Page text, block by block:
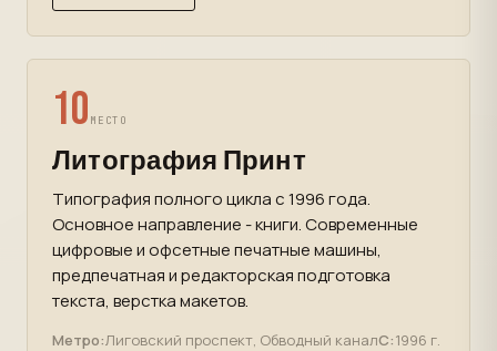
10 МЕСТО
Литография Принт
Типография полного цикла с 1996 года.
Основное направление - книги. Современные
цифровые и офсетные печатные машины,
предпечатная и редакторская подготовка
текста, верстка макетов.
Метро:Лиговский проспект, Обводный каналС:1996 г.